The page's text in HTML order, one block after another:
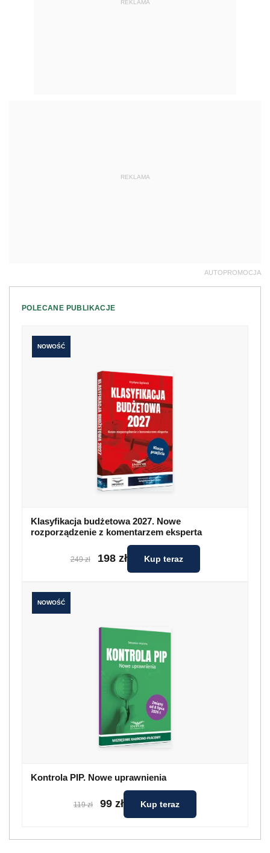
REKLAMA
REKLAMA
AUTOPROMOCJA
POLECANE PUBLIKACJE
NOWOŚĆ
Klasyfikacja budżetowa 2027. Nowe
rozporządzenie z komentarzem eksperta
249 zł 198 zł Kup teraz
NOWOŚĆ
Kontrola PIP. Nowe uprawnienia
119 zł 99 zł Kup teraz